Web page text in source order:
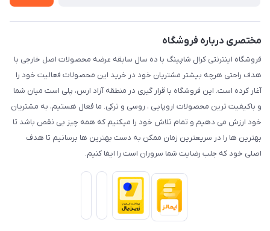
مختصری درباره فروشگاه
فروشگاه اینترنتی کرال شاپینگ با ده سال سابقه عرضه محصولات اصل خارجی با
هدف راحتی هرچه بیشتر مشتریان خود در خرید این محصولات فعالیت خود را
آغار کرده است. این فروشگاه با قرار گیری در منطقه آزاد ارس، پلی است میان شما
و باکیفیت ترین محصولات اروپایی ، روسی و ترکی. ما فعال هستیم، به مشتریان
خود ارزش می دهیم و تمام تلاش خود را میکنیم که همه چیز بی نقص باشد تا
بهترین ها را در سریعترین زمان ممکن به دست بهترین ها برسانیم تا هدف
اصلی خود که جلب رضایت شما سروران است را ایفا کنیم.